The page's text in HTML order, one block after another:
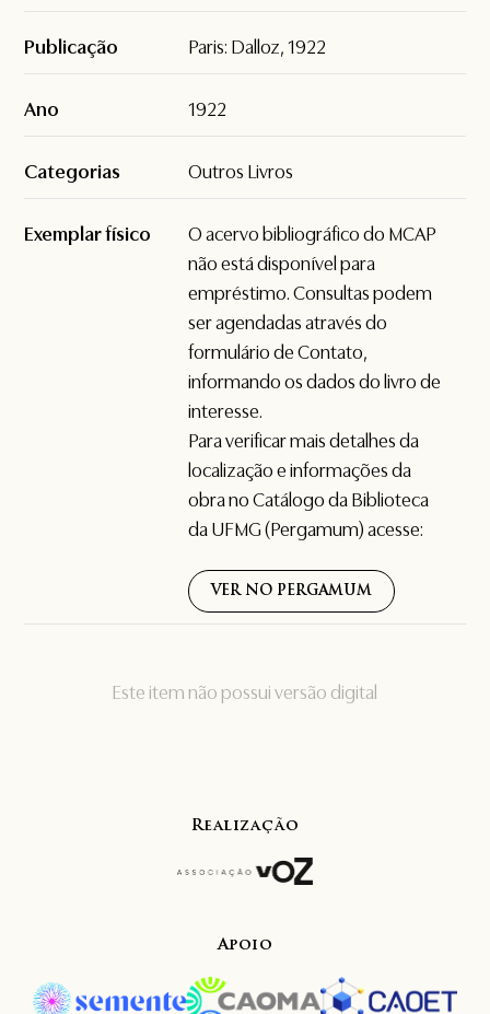
Este item não possui versão digital
Publicação Paris: Dalloz, 1922
Ano 1922
Categorias Outros Livros
Exemplar físico
O acervo bibliográfico do MCAP
não está disponível para
empréstimo. Consultas podem
ser agendadas através do
formulário deContato,
informando os dados do livro de
interesse.
Para verificar mais detalhes da
localização e informações da
obra no Catálogo da Biblioteca
da UFMG (Pergamum) acesse:
VER NO PERGAMUM
Realização
Apoio